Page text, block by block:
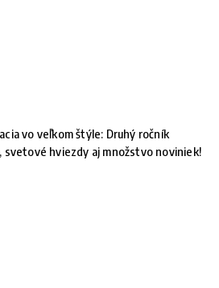
vo veľkom štýle: Druhý ročník
hviezdy aj množstvo noviniek!